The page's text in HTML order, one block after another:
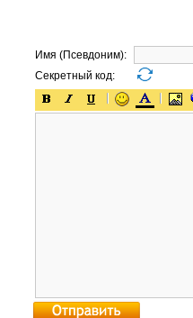
Имя (Псевдоним):
Секретный код: